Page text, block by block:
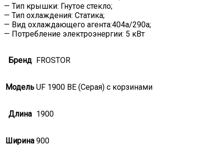
— Тип крышки: Гнутое стекло;
— Тип охлаждения: Статика;
— Вид охлаждающего агента:404а/290а;
— Потребление электроэнергии: 5 кВт
Бренд FROSTOR
Модель UF 1900 BЕ (Серая) с корзинами
Длина 1900
Ширина 900